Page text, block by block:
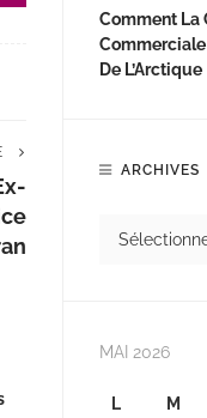
Comment La
Commerciale
De L’Arctique
ARCHIVES
MAI 2026
L M